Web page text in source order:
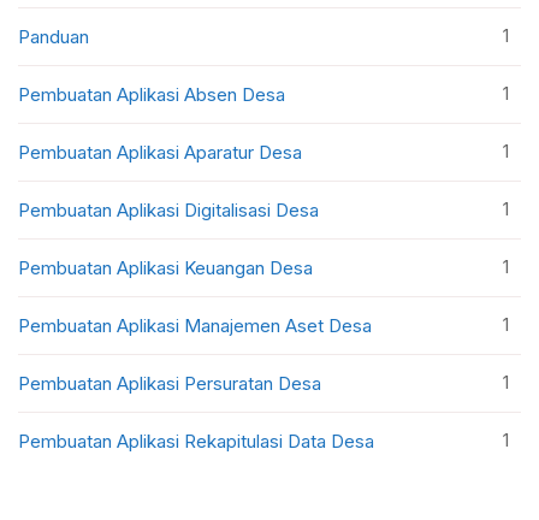
Panduan 1
Pembuatan Aplikasi Absen Desa 1
Pembuatan Aplikasi Aparatur Desa 1
Pembuatan Aplikasi Digitalisasi Desa 1
Pembuatan Aplikasi Keuangan Desa 1
Pembuatan Aplikasi Manajemen Aset Desa 1
Pembuatan Aplikasi Persuratan Desa 1
Pembuatan Aplikasi Rekapitulasi Data Desa 1